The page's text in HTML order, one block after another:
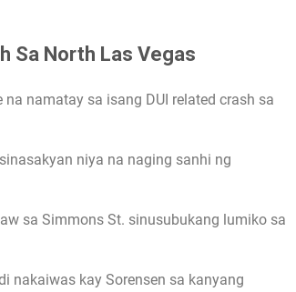
Sa North Las Vegas
namatay sa isang DUI related crash sa
niya na naging sanhi ng
sa Simmons St. sinusubukang lumiko sa
nakaiwas kay Sorensen sa kanyang